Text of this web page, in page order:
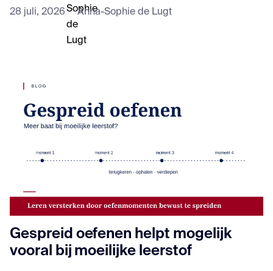
28 juli, 2026 Anna-Sophie de Lugt
Gespreid oefenen helpt mogelijk
vooral bij moeilijke leerstof